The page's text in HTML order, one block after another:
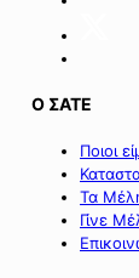
Ο ΣΑΤΕ
Ποιοι
Τα
Γίνε